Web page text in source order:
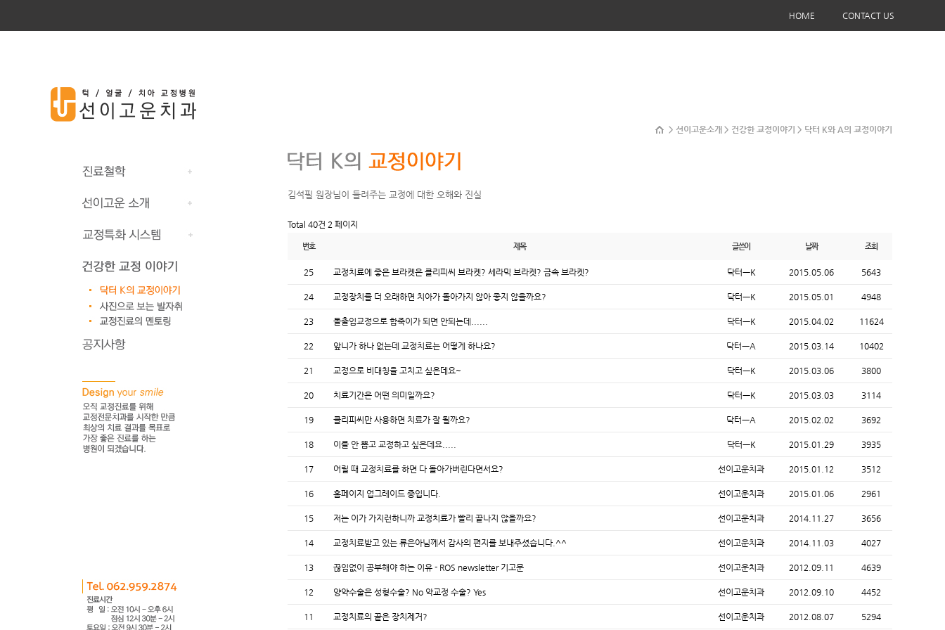
HOME CONTACT US
> 선이고운소개 > 건강한 교정이야기 > 닥터 K와 A의 교정이야기
김석필 원장님이 들려주는 교정에 대한 오해와 진실
Total 40건 2 페이지
번호 제목 글쓴이 날짜 조회
25 교정치료에 좋은 브라켓은 클리피씨 브라켓? 세라믹 브라켓? 금속 브라켓? 닥터ㅡK 2015.05.06 5643
24 교정장치를 더 오래하면 치아가 돌아가지 않아 좋지 않을까요? 닥터ㅡK 2015.05.01 4948
23 돌출입교정으로 합죽이가 되면 안되는데...... 닥터ㅡK 2015.04.02 11624
22 앞니가 하나 없는데 교정치료는 어떻게 하나요? 닥터ㅡA 2015.03.14 10402
21 교정으로 비대칭을 고치고 싶은데요~ 닥터ㅡK 2015.03.06 3800
20 치료기간은 어떤 의미일까요? 닥터ㅡK 2015.03.03 3114
19 클리피씨만 사용하면 치료가 잘 될까요? 닥터ㅡA 2015.02.02 3692
18 이를 안 뽑고 교정하고 싶은데요..... 닥터ㅡK 2015.01.29 3935
17 어릴 때 교정치료를 하면 다 돌아가버린다면서요? 선이고운치과 2015.01.12 3512
16 홈페이지 업그레이드 중입니다. 선이고운치과 2015.01.06 2961
15 저는 이가 가지런하니까 교정치료가 빨리 끝나지 않을까요? 선이고운치과 2014.11.27 3656
14 교정치료받고 있는 류은아님께서 감사의 편지를 보내주셨습니다.^^ 선이고운치과 2014.11.03 4027
13 끊임없이 공부해야 하는 이유 - ROS newsletter 기고문 선이고운치과 2012.09.11 4639
12 양약수술은 성형수술? No 악교정 수술? Yes 선이고운치과 2012.09.10 4452
11 교정치료의 끝은 장치제거? 선이고운치과 2012.08.07 5294